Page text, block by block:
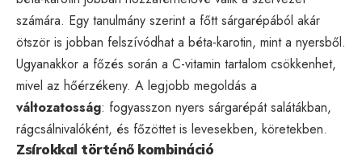
számára. Egy tanulmány szerint a főtt sárgarépából akár
ötször is jobban felszívódhat a béta-karotin, mint a nyersből.
Ugyanakkor a főzés során a C-vitamin tartalom csökkenhet,
mivel az hőérzékeny. A legjobb megoldás a
változatosság: fogyasszon nyers sárgarépát salátákban,
rágcsálnivalóként, és főzöttet is levesekben, köretekben.
Zsírokkal történő kombináció